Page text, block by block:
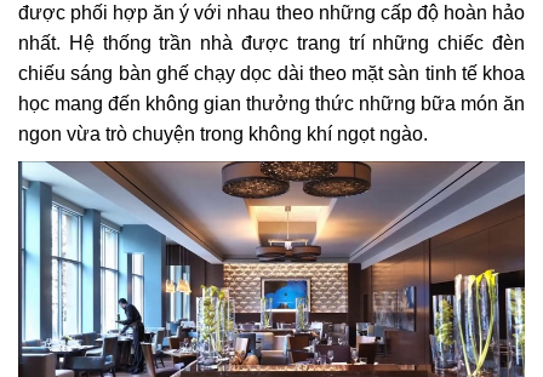
được phối hợp ăn ý với nhau theo những cấp độ hoàn hảo
nhất. Hệ thống trần nhà được trang trí những chiếc đèn
chiếu sáng bàn ghế chạy dọc dài theo mặt sàn tinh tế khoa
học mang đến không gian thưởng thức những bữa món ăn
ngon vừa trò chuyện trong không khí ngọt ngào.